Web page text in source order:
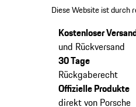
Diese Website ist durch
Kostenloser
und Rückversand
30 Tage
Rückgaberecht
Offizielle Produkte
direkt von Porsche